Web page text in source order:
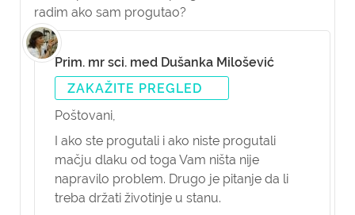
radim ako sam progutao?
Prim. mr sci. med Dušanka Milošević
ZAKAŽITE PREGLED
Poštovani,
I ako ste progutali i ako niste progutali
mačju dlaku od toga Vam ništa nije
napravilo problem. Drugo je pitanje da li
treba držati životinje u stanu.